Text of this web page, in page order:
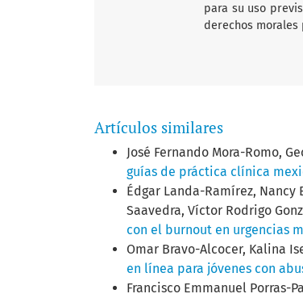
para su uso
derechos
Artículos similares
José Fernando Mora-Romo,
guías de práctica clínica
Édgar Landa-Ramírez,
Saavedra, Víctor Rodrigo
con el burnout en urgencias
Omar Bravo-Alcocer, Kalina
en línea para jóvenes con
Francisco Emmanuel Porras-